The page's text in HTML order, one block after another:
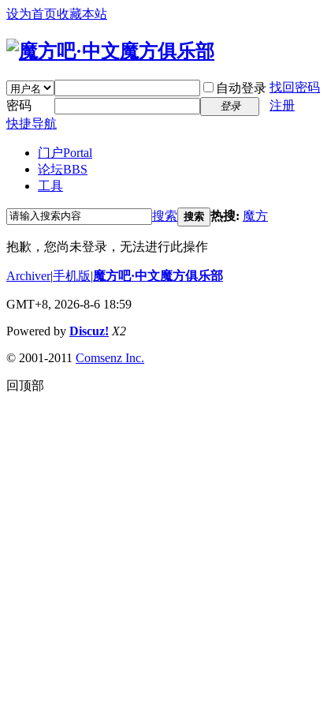
设为首页收藏本站
自动登录 找回密码
密码
登录
注册
快捷导航
门户Portal
论坛BBS
工具
搜索 搜索 热搜: 魔方
抱歉，您尚未登录，无法进行此操作
Archiver|手机版|魔方吧·中文魔方俱乐部
GMT+8, 2026-8-6 18:59
Powered by Discuz! X2
© 2001-2011 Comsenz Inc.
回顶部